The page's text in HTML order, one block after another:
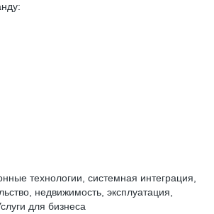
технологии, системная интеграция,
недвижимость, эксплуатация,
для бизнеса